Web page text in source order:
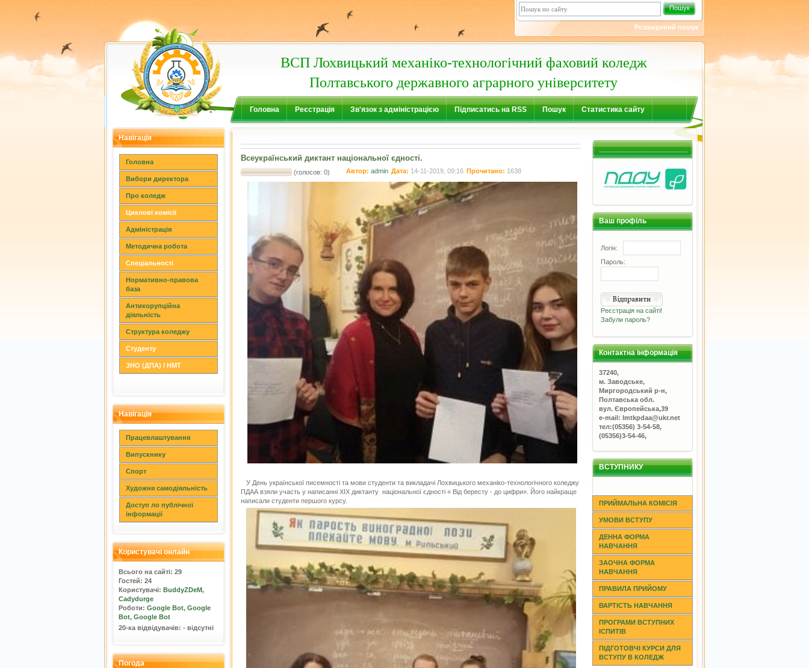
Пошук
Розширений пошук
ВСП Лохвицький механіко-технологічний фаховий коледж
Полтавського державного аграрного університету
Головна Реєстрація Зв'язок з адміністрацією Підписатись на RSS Пошук Статистика сайту
Навігація
Головна
Вибори директора
Про коледж
Циклові комісії
Адміністрація
Методична робота
Спеціальності
Нормативно-правова
база
Антикорупційна
діяльність
Структура коледжу
Студенту
ЗНО (ДПА) / НМТ
Навігація
Працевлаштування
Випускнику
Спорт
Художня самодіяльність
Доступ ло публічної
інформації
Користувачі онлайн
Всього на сайті: 29
Гостей: 24
Користувачі: BuddyZDeM,
Cadydurge
Роботи: Google Bot, Google
Bot, Google Bot
20-ка відвідувачів: - відсутні
Погода
Всеукраїнський диктант національної єдності.
(голосов: 0) Автор: admin Дата: 14-11-2019, 09:16 Прочитано: 1638
У День української писемності та мови студенти та викладачі Лохвицького механіко-технологічного коледжу
ПДАА взяли участь у написанні ХІХ диктанту національної єдності « Від бересту - до цифри». Його найкраще
написали студенти першого курсу.
_____________________
Ваш профіль
Логін:
Пароль:
Реєстрація на сайті!
Забули пароль?
Контактна інформація
37240,
м. Заводське,
Миргородський р-н,
Полтавська обл.
вул. Європейська,39
e-mail: lmtkpdaa@ukr.net
тел:(05356) 3-54-58,
(05356)3-54-46,
ВСТУПНИКУ
ПРИЙМАЛЬНА КОМІСІЯ
УМОВИ ВСТУПУ
ДЕННА ФОРМА
НАВЧАННЯ
ЗАОЧНА ФОРМА
НАВЧАННЯ
ПРАВИЛА ПРИЙОМУ
ВАРТІСТЬ НАВЧАННЯ
ПРОГРАМИ ВСТУПНИХ
ІСПИТІВ
ПІДГОТОВЧІ КУРСИ ДЛЯ
ВСТУПУ В КОЛЕДЖ